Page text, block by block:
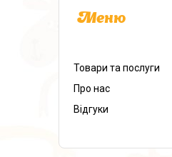
Товари та послуги
Про нас
Відгуки